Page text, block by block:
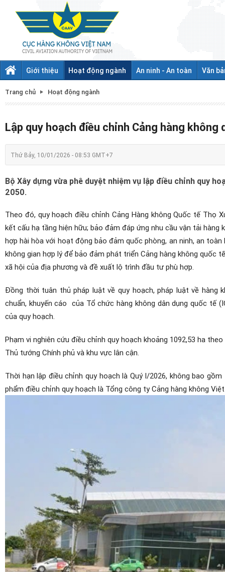
Giới thiệu Hoạt động ngành An ninh - An toàn Văn
Trang chủ Hoạt động ngành
Lập quy hoạch điều chỉnh Cảng hàng không
Thứ Bảy, 10/01/2026 - 08:53 GMT+7
Bộ Xây dựng vừa phê duyệt nhiệm vụ lập điều chỉnh quy
2050.
Theo đó, quy hoạch điều chỉnh Cảng Hàng không Quốc tế Thọ
kết cấu hạ tầng hiện hữu; bảo đảm đáp ứng nhu cầu vận tải
hợp hài hòa với hoạt động bảo đảm quốc phòng, an ninh, an toàn
không gian hợp lý để bảo đảm phát triển Cảng hàng không quốc
xã hội của địa phương và đề xuất lộ trình đầu tư phù hợp.
Đồng thời tuân thủ pháp luật về quy hoạch, pháp luật về hàng
chuẩn, khuyến cáo của Tổ chức hàng không dân dụng quốc tế
của quy hoạch.
Phạm vi nghiên cứu điều chỉnh quy hoạch khoảng 1092,53 ha
Thủ tướng Chính phủ và khu vực lân cận.
Thời hạn lập điều chỉnh quy hoạch là Quý I/2026, không bao
phẩm điều chỉnh quy hoạch là Tổng công ty Cảng hàng không